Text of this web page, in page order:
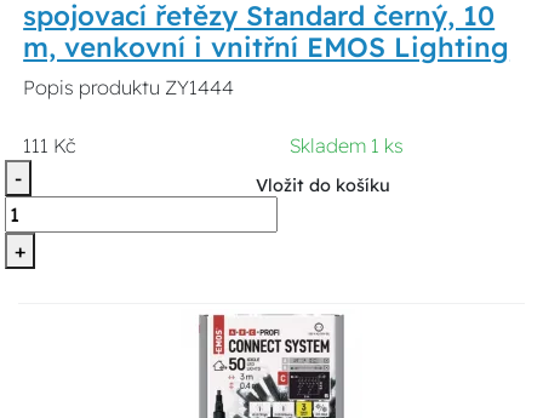
spojovací řetězy Standard černý, 10
m, venkovní i vnitřní EMOS Lighting
Popis produktu ZY1444
111 Kč
Skladem 1 ks
-
+
Vložit do košíku